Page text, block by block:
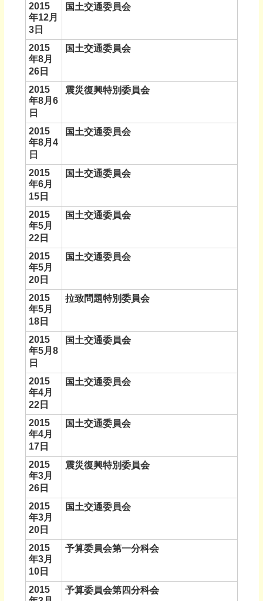
2015
年12月
3日
国土交通委員会
2015
年8月
26日
国土交通委員会
2015
年8月6
日
震災復興特別委員会
2015
年8月4
日
国土交通委員会
2015
年6月
15日
国土交通委員会
2015
年5月
22日
国土交通委員会
2015
年5月
20日
国土交通委員会
2015
年5月
18日
拉致問題特別委員会
2015
年5月8
日
国土交通委員会
2015
年4月
22日
国土交通委員会
2015
年4月
17日
国土交通委員会
2015
年3月
26日
震災復興特別委員会
2015
年3月
20日
国土交通委員会
2015
年3月
10日
予算委員会第一分科会
2015
予算委員会第四分科会